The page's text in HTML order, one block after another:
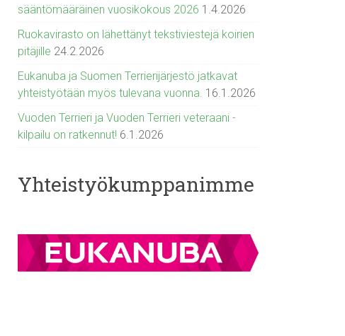
sääntömääräinen vuosikokous 2026 1.4.2026
Ruokavirasto on lähettänyt tekstiviestejä koirien
pitäjille 24.2.2026
Eukanuba ja Suomen Terrierijärjestö jatkavat
yhteistyötään myös tulevana vuonna. 16.1.2026
Vuoden Terrieri ja Vuoden Terrieri veteraani -
kilpailu on ratkennut! 6.1.2026
Yhteistyökumppanimme